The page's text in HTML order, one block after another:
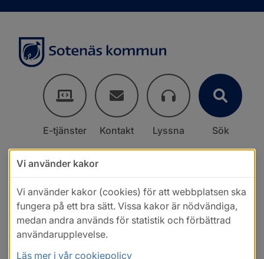
E-tjänster Kontakt Lyssna Sök
Vi använder kakor
Vi använder kakor (cookies) för att webbplatsen ska
fungera på ett bra sätt. Vissa kakor är nödvändiga,
medan andra används för statistik och förbättrad
användarupplevelse.
Läs mer i vår cookiepolicy